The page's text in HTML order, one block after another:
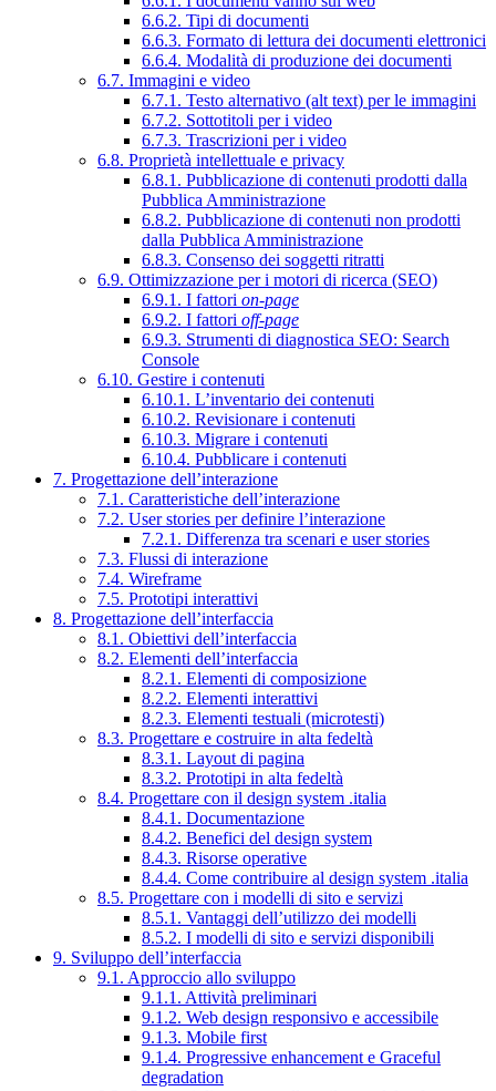
6.6.2. Tipi di documenti
6.6.3. Formato di lettura dei documenti elettronici
6.6.4. Modalità di produzione dei documenti
6.7. Immagini e video
6.7.1. Testo alternativo (alt text) per le immagini
6.7.2. Sottotitoli per i video
6.7.3. Trascrizioni per i video
6.8. Proprietà intellettuale e privacy
6.8.1. Pubblicazione di contenuti prodotti dalla
Pubblica Amministrazione
6.8.2. Pubblicazione di contenuti non prodotti
dalla Pubblica Amministrazione
6.8.3. Consenso dei soggetti ritratti
6.9. Ottimizzazione per i motori di ricerca (SEO)
6.9.1. I fattori on-page
6.9.2. I fattori off-page
6.9.3. Strumenti di diagnostica SEO: Search
Console
6.10. Gestire i contenuti
6.10.1. L’inventario dei contenuti
6.10.2. Revisionare i contenuti
6.10.3. Migrare i contenuti
6.10.4. Pubblicare i contenuti
7. Progettazione dell’interazione
7.1. Caratteristiche dell’interazione
7.2. User stories per definire l’interazione
7.2.1. Differenza tra scenari e user stories
7.3. Flussi di interazione
7.4. Wireframe
7.5. Prototipi interattivi
8. Progettazione dell’interfaccia
8.1. Obiettivi dell’interfaccia
8.2. Elementi dell’interfaccia
8.2.1. Elementi di composizione
8.2.2. Elementi interattivi
8.2.3. Elementi testuali (microtesti)
8.3. Progettare e costruire in alta fedeltà
8.3.1. Layout di pagina
8.3.2. Prototipi in alta fedeltà
8.4. Progettare con il design system .italia
8.4.1. Documentazione
8.4.2. Benefici del design system
8.4.3. Risorse operative
8.4.4. Come contribuire al design system .italia
8.5. Progettare con i modelli di sito e servizi
8.5.1. Vantaggi dell’utilizzo dei modelli
8.5.2. I modelli di sito e servizi disponibili
9. Sviluppo dell’interfaccia
9.1. Approccio allo sviluppo
9.1.1. Attività preliminari
9.1.2. Web design responsivo e accessibile
9.1.3. Mobile first
9.1.4. Progressive enhancement e Graceful
degradation